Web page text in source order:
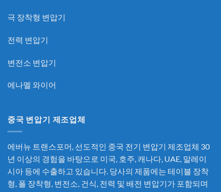
극 장착형 변압기
전력 변압기
변전소 변압기
에나멜 와이어
중국 변압기 제조업체
에버뉴 트랜스포머, 선도적인 중국 전기 변압기 제조업체 30
년 이상의 경험을 바탕으로 미국, 호주, 캐나다, UAE, 말레이
시아 등에 수출하고 있습니다. 당사의 제품에는 테이블 장착
형, 폴 장착형, 변전소, 건식, 전력 및 배전 변압기가 포함되며